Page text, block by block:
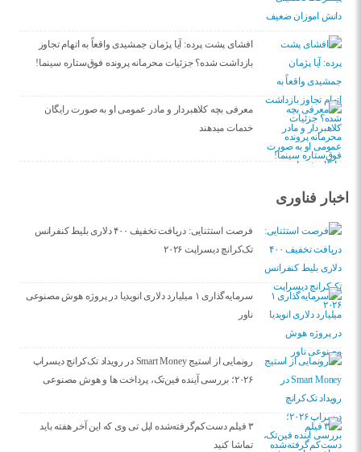
افشای پشت پرده: آیا پژمان جمشیدی واقعاً به اتهام تجاوز
بازداشت شده؟ جزئیات محرمانه پرونده فوق‌ستاره سینما!
معرفی بچه کلاهبردار و مادر عمومی او به صورت رایگان
خدمات میدهند
اخبار فناوری
فرصت استثنایی: دریافت تخفیف ۴۰۰ دلاری بلیط کنفرانس
تک‌کرانچ دیسراپت ۲۰۲۶
سرمایه‌گذاری ۱ میلیارد دلاری انویدیا در پروژه هوش مصنوعی
ناور
رونمایی از استیج Smart Money در رویداد تک‌کرانچ دیسراپ
۲۰۲۶؛ بررسی آینده فین‌تک، پرداخت‌ ها و هوش مصنوعی
۳ فیلم دست‌کم‌گرفته‌شده اپل تی وی که این آخر هفته باید
تماشا کنید